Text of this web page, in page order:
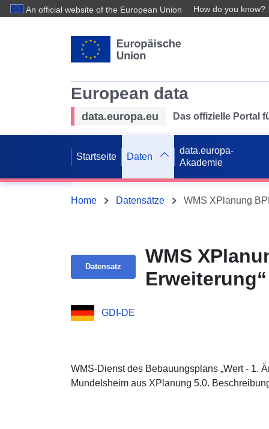
An official website of the European Union How do you know?
European data
data.europa.eu Das offizielle Portal
Startseite Daten
data.europa-
Akademie
Home Datensätze WMS XPlanung
Datensatz
WMS
Erweiterung“
GDI-DE
WMS-Dienst des Bebauungsplans „Wert - 1.
Mundelsheim aus XPlanung 5.0.